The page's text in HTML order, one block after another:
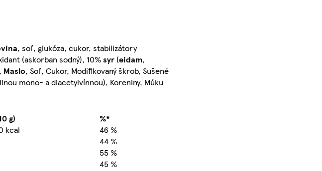
, soľ, glukóza, cukor, stabilizátory
(askorban sodný), 10%syr (eidam,
Maslo, Soľ, Cukor, Modifikovaný škrob, Sušené
mono- a diacetylvínnou), Koreniny, Múku
g)
%*
kcal
46 %
44 %
55 %
45 %